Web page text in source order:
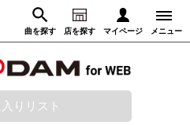
曲を探す 店を探す マイページ メニュー
イン
りリスト